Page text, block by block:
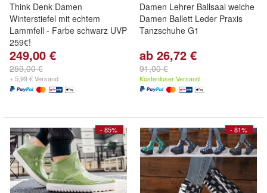
Think Denk Damen
Winterstiefel mit echtem
Lammfell - Farbe schwarz UVP
259€!
249,00 €
259,00 €
+ 5,99 € Versand
Damen Lehrer Ballsaal weiche
Damen Ballett Leder Praxis
Tanzschuhe G1
ab 26,72 €
91,00 €
Kostenloser Versand
- 85% - 81%